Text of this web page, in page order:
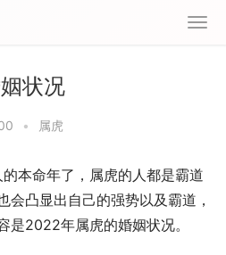
状况
• 属虎
本命年了，属虎的人都是霸道
会凸显出自己的强势以及霸道，
是2022年属虎的婚姻状况。